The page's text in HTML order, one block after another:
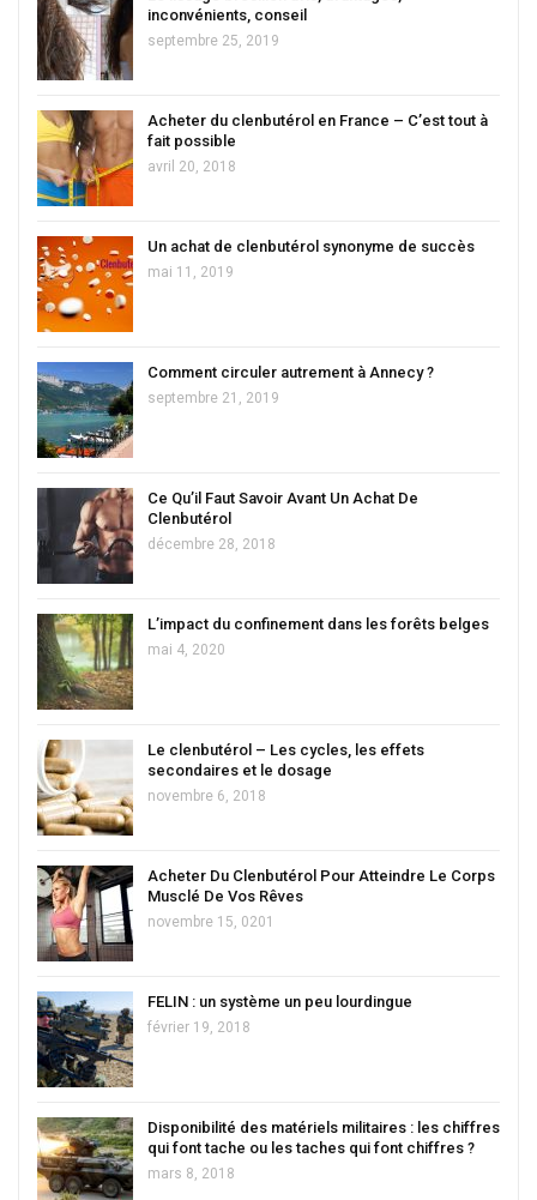
inconvénients, conseil
septembre 25, 2019
Acheter du clenbutérol en France – C’est tout à
fait possible
avril 20, 2018
Un achat de clenbutérol synonyme de succès
mai 11, 2019
Comment circuler autrement à Annecy ?
septembre 21, 2019
Ce Qu’il Faut Savoir Avant Un Achat De
Clenbutérol
décembre 28, 2018
L’impact du confinement dans les forêts belges
mai 4, 2020
Le clenbutérol – Les cycles, les effets
secondaires et le dosage
novembre 6, 2018
Acheter Du Clenbutérol Pour Atteindre Le Corps
Musclé De Vos Rêves
novembre 15, 0201
FELIN : un système un peu lourdingue
février 19, 2018
Disponibilité des matériels militaires : les chiffres
qui font tache ou les taches qui font chiffres ?
mars 8, 2018